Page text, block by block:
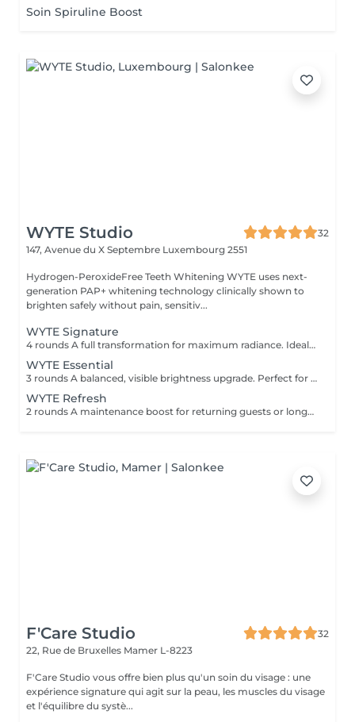
Soin Spiruline Boost
WYTE Studio
32
147, Avenue du X Septembre Luxembourg 2551
Hydrogen-PeroxideFree Teeth Whitening WYTE uses next-
generation PAP+ whitening technology clinically shown to
brighten safely without pain, sensitiv...
WYTE Signature
4 rounds A full transformation for maximum radiance. Ideal for first-time guests seeking the brightest natural result. 100% satisfaction or money back no-questions asked guarantee*
WYTE Essential
3 rounds A balanced, visible brightness upgrade. Perfect for your first whitening journey.
WYTE Refresh
2 rounds A maintenance boost for returning guests or long-term brilliance seekers, uniquely for returning clients, after your first session.
F'Care Studio
32
22, Rue de Bruxelles Mamer L-8223
F'Care Studio vous offre bien plus qu'un soin du visage : une
expérience signature qui agit sur la peau, les muscles du visage
et l'équilibre du systè...